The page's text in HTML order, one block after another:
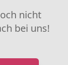
nicht
bei uns!